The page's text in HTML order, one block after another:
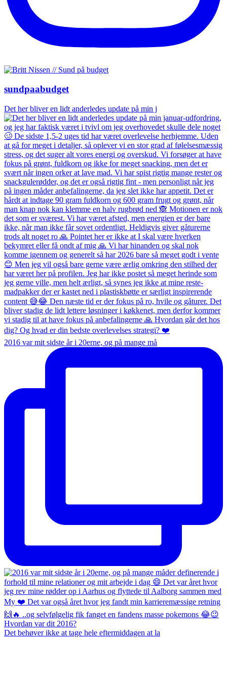
sundpaabudget
Det her bliver en lidt anderledes update på min j
2016 var mit sidste år i 20erne, og på mange må
Det behøver ikke at tage hele eftermiddagen at la